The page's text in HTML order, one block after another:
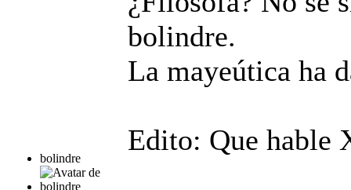
bolindre
bolindre.
La mayeútica ha
Edito: Que hable